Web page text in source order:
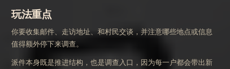
玩法重点
你要收集邮件、走访地址、和村民交谈，并注意哪些地点或信息
值得额外停下来调查。
派件本身既是推进结构，也是调查入口，因为每一户都会带出新